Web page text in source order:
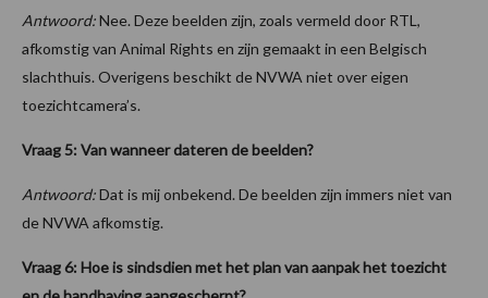
Antwoord:Nee. Deze beelden zijn, zoals vermeld door RTL,
afkomstig van Animal Rights en zijn gemaakt in een Belgisch
slachthuis. Overigens beschikt de NVWA niet over eigen
toezichtcamera’s.
Vraag 5: Van wanneer dateren de beelden?
Antwoord:Dat is mij onbekend. De beelden zijn immers niet van
de NVWA afkomstig.
Vraag 6: Hoe is sindsdien met het plan van aanpak het toezicht